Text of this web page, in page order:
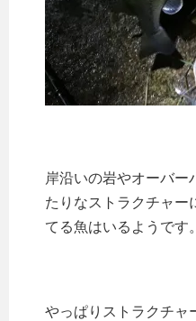
岸沿いの岩やオーバー
たりなストラクチャー
てる魚はいるようです。
やっぱりストラクチャ